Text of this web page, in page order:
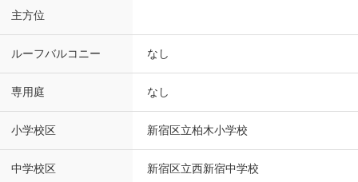
主方位
ルーフバルコニー なし
専用庭 なし
小学校区 新宿区立柏木小学校
中学校区 新宿区立西新宿中学校